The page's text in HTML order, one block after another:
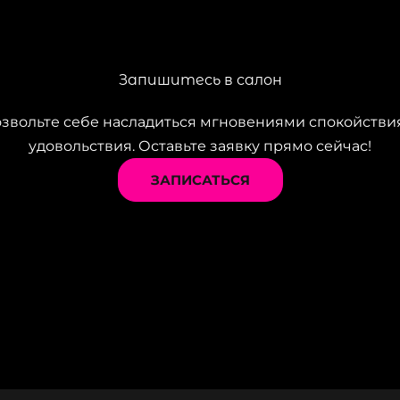
Запишитесь в салон
себе насладиться мгновениями
удовольствия. Оставьте заявку прямо сейчас!
ЗАПИСАТЬСЯ